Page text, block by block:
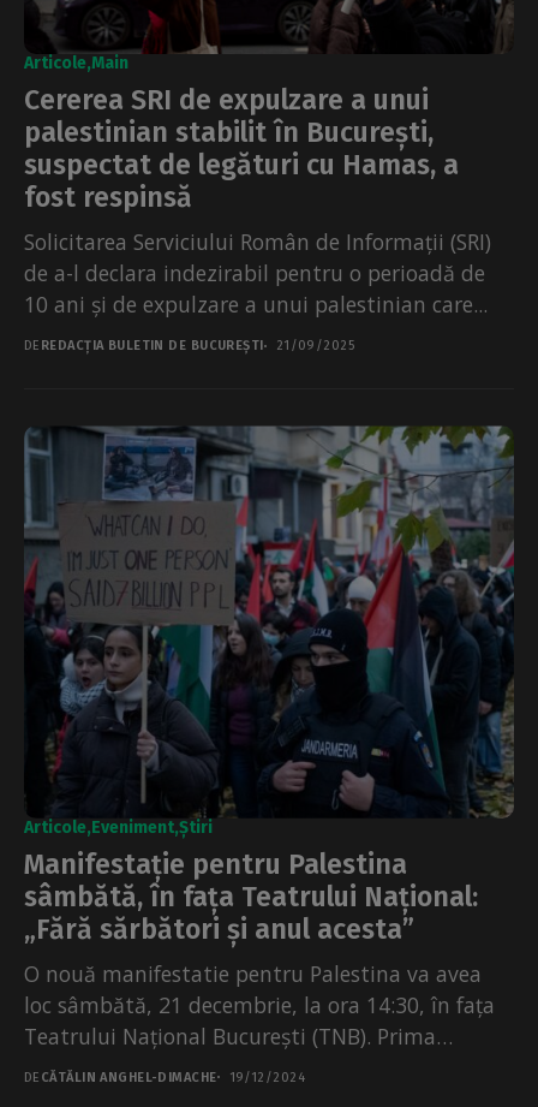
Articole Main
Cererea SRI de expulzare a unui
palestinian stabilit în București,
suspectat de legături cu Hamas, a
fost respinsă
Solicitarea Serviciului Român de Informații (SRI)
de a-l declara indezirabil pentru o perioadă de
10 ani și de expulzare a unui palestinian care...
DE REDACȚIA BULETIN DE BUCUREȘTI 21/09/2025
Articole Eveniment Știri
Manifestație pentru Palestina
sâmbătă, în fața Teatrului Național:
„Fără sărbători și anul acesta”
O nouă manifestatie pentru Palestina va avea
loc sâmbătă, 21 decembrie, la ora 14:30, în fața
Teatrului Național București (TNB). Prima
manifestație împotriva...
DE CĂTĂLIN ANGHEL-DIMACHE 19/12/2024